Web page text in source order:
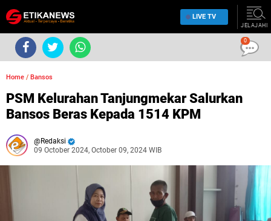
LIVE TV
JELAJAHI
Home / Bansos
PSM Kelurahan Tanjungmekar Salurkan
Bansos Beras Kepada 1514 KPM
Redaksi
09 October 2024, October 09, 2024 WIB
0